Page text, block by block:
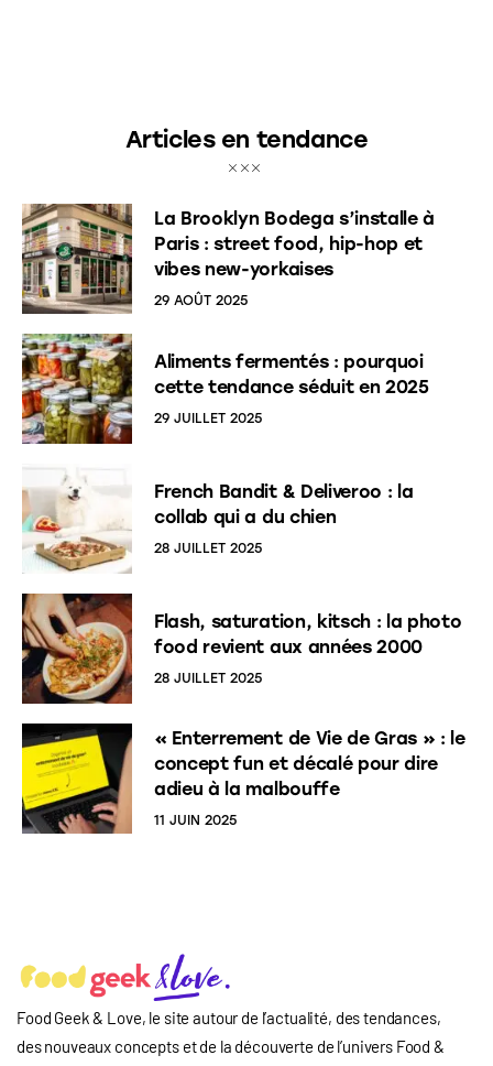
Articles en tendance
La Brooklyn Bodega s’installe à
Paris : street food, hip-hop et
vibes new-yorkaises
29 AOÛT 2025
Aliments fermentés : pourquoi
cette tendance séduit en 2025
29 JUILLET 2025
French Bandit & Deliveroo : la
collab qui a du chien
28 JUILLET 2025
Flash, saturation, kitsch : la photo
food revient aux années 2000
28 JUILLET 2025
« Enterrement de Vie de Gras » : le
concept fun et décalé pour dire
adieu à la malbouffe
11 JUIN 2025
Food Geek & Love, le site autour de l’actualité, des tendances,
des nouveaux concepts et de la découverte de l’univers Food&